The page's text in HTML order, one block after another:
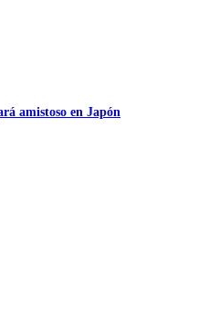
amistoso en Japón